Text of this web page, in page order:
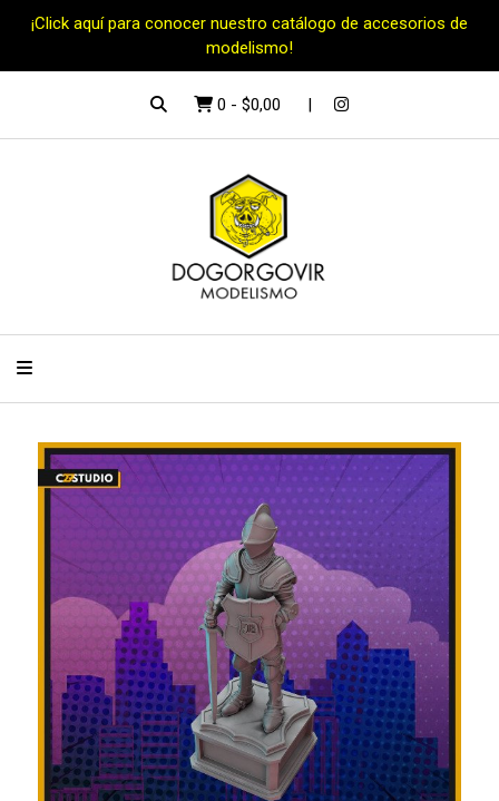
¡Click aquí para conocer nuestro catálogo de accesorios de
modelismo!
0 - $0,00